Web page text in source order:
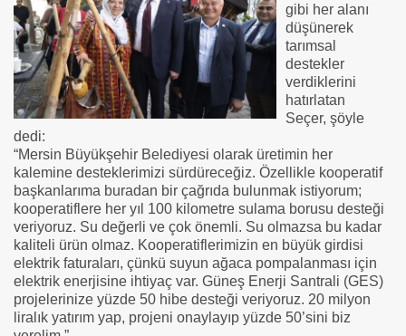
gibi her alanı
düşünerek
tarımsal
destekler
verdiklerini
hatırlatan
Seçer, şöyle
dedi:
“Mersin Büyükşehir Belediyesi olarak üretimin her
kalemine desteklerimizi sürdüreceğiz. Özellikle kooperatif
başkanlarıma buradan bir çağrıda bulunmak istiyorum;
kooperatiflere her yıl 100 kilometre sulama borusu desteği
veriyoruz. Su değerli ve çok önemli. Su olmazsa bu kadar
kaliteli ürün olmaz. Kooperatiflerimizin en büyük girdisi
elektrik faturaları, çünkü suyun ağaca pompalanması için
elektrik enerjisine ihtiyaç var. Güneş Enerji Santrali (GES)
projelerinize yüzde 50 hibe desteği veriyoruz. 20 milyon
liralık yatırım yap, projeni onaylayıp yüzde 50’sini biz